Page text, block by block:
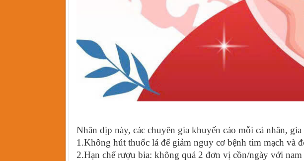
Nhân dịp này, các chuyên gia khuyến cáo mỗi cá nhân,
1.Không hút thuốc lá để giảm nguy cơ bệnh tim mạch và
2.Hạn chế rượu bia: không quá 2 đơn vị cồn/ngày với